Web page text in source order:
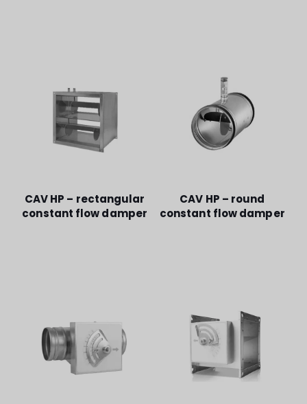
CAV HP – rectangular
constant flow damper
CAV HP – round
constant flow damper